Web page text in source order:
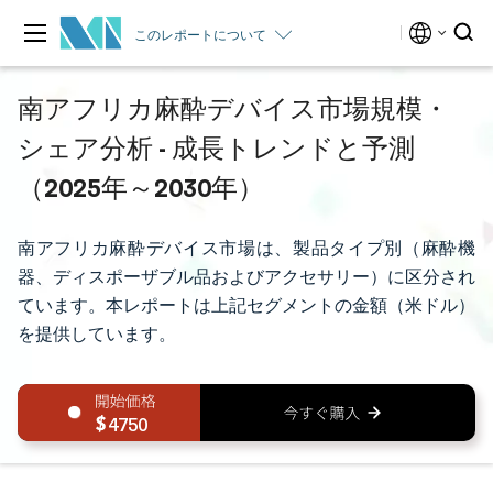
このレポートについて
南アフリカ麻酔デバイス市場規模・
シェア分析 - 成長トレンドと予測
（2025年～2030年）
南アフリカ麻酔デバイス市場は、製品タイプ別（麻酔機
器、ディスポーザブル品およびアクセサリー）に区分され
ています。本レポートは上記セグメントの金額（米ドル）
を提供しています。
4750